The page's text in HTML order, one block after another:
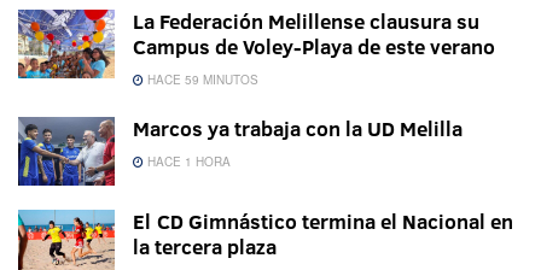
La Federación Melillense clausura su
Campus de Voley-Playa de este verano
HACE 59 MINUTOS
Marcos ya trabaja con la UD Melilla
HACE 1 HORA
El CD Gimnástico termina el Nacional en
la tercera plaza